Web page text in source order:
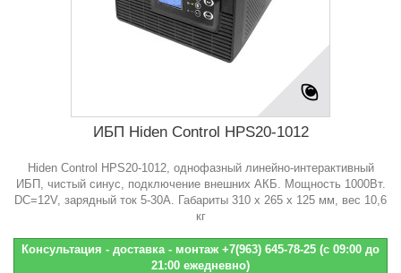
ИБП Hiden Control HPS20-1012
Hiden Control HPS20-1012, однофазный линейно-интерактивный
ИБП, чистый синус, подключение внешних АКБ. Мощность 1000Вт.
DC=12V, зарядный ток 5-30А. Габариты 310 х 265 х 125 мм, вес 10,6
кг
Консультация - доставка - монтаж +7(963) 645-78-25 (с 09:00 до
21:00 ежедневно)